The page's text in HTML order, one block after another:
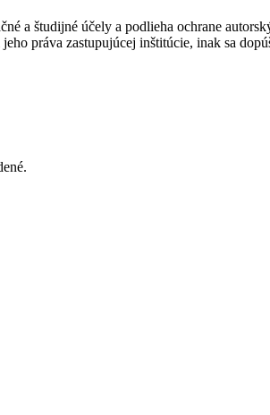
a študijné účely a podlieha ochrane
práva zastupujúcej inštitúcie, inak sa
.